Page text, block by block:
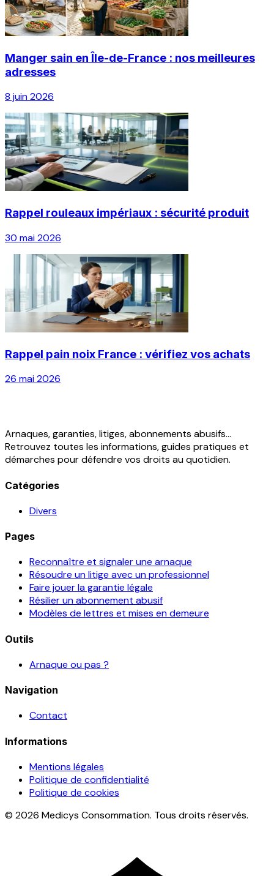
Manger sain en Île-de-France : nos meilleures
adresses
8 juin 2026
Rappel rouleaux impériaux : sécurité produit
30 mai 2026
Rappel pain noix France : vérifiez vos achats
26 mai 2026
Arnaques, garanties, litiges, abonnements abusifs...
Retrouvez toutes les informations, guides pratiques et
démarches pour défendre vos droits au quotidien.
Catégories
Divers
Pages
Reconnaître et signaler une arnaque
Résoudre un litige avec un professionnel
Faire jouer la garantie légale
Résilier un abonnement abusif
Modèles de lettres et mises en demeure
Outils
Arnaque ou pas ?
Navigation
Contact
Informations
Mentions légales
Politique de confidentialité
Politique de cookies
© 2026 Medicys Consommation. Tous droits réservés.